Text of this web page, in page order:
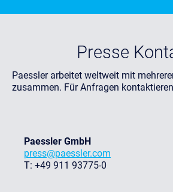
Presse
Paessler arbeitet weltweit mit
zusammen. Für Anfragen
Paessler GmbH
press@paessler.com
T: +49 911 93775-0